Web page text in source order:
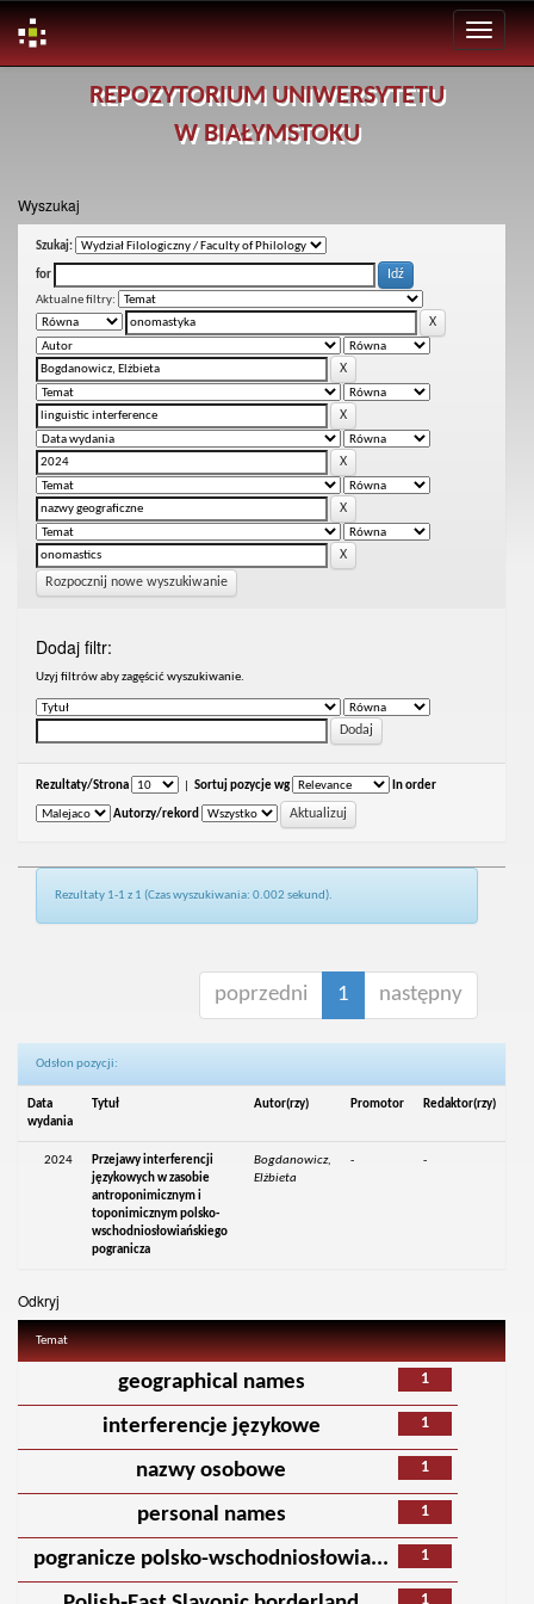
REPOZYTORIUM UNIWERSYTETU
W BIAŁYMSTOKU
Wyszukaj
Szukaj:
for
Aktualne filtry:
Rozpocznij nowe wyszukiwanie
Dodaj filtr:
Uzyj filtrów aby zagęścić wyszukiwanie.
Rezultaty/Strona Sortuj pozycje wg In order
Autorzy/rekord
Rezultaty 1-1 z 1 (Czas wyszukiwania: 0.002 sekund).
poprzedni 1 następny
Odsłon pozycji:
Data
wydania
Tytuł Autor(rzy) Promotor Redaktor(rzy)
2024
Przejawy interferencji
językowych w zasobie
antroponimicznym i
toponimicznym polsko-
wschodniosłowiańskiego
pogranicza
Bogdanowicz,
Elżbieta
- -
Odkryj
Temat
1
geographical names
1
interferencje językowe
1
nazwy osobowe
1
personal names
1
pogranicze polsko-wschodniosłowia...
1